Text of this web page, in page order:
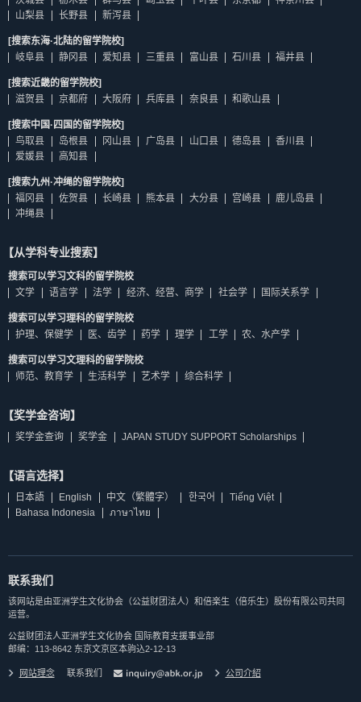
山梨县
长野县 新泻县
[搜索东海·北陆的留学院校]
岐阜县
静冈县 爱知县 三重县 富山县 石川县 福井县
[搜索近畿的留学院校]
滋贺县
京都府 大阪府 兵库县 奈良县 和歌山县
[搜索中国·四国的留学院校]
鸟取县
岛根县 冈山县 广岛县 山口县 德岛县
香川县
爱媛县
高知县
[搜索九州·冲绳的留学院校]
福冈县
佐贺县 长崎县 熊本县 大分县 宫崎县
鹿儿岛县
冲绳县
【从学科专业搜索】
搜索可以学习文科的留学院校
文学
语言学 法学 经济、经营、商学 社会学 国际关系学
搜索可以学习理科的留学院校
护理、保健学
医、齿学 药学 理学 工学 农、水产学
搜索可以学习文理科的留学院校
师范、教育学
生活科学 艺术学 综合科学
【奖学金咨询】
奖学金查询 奖学金 JAPAN STUDY SUPPORT Scholarships
【语言选择】
日本語 English 中文（繁體字） 한국어
Tiếng Việt
Bahasa Indonesia
ภาษาไทย
联系我们
该网站是由亚洲学生文化协会（公益财团法人）和倍楽生（倍乐生）股份有限公司共同
运营。
公益财团法人亚洲学生文化协会 国际教育支援事业部
邮编：113-8642 东京文京区本驹込2-12-13
网站理念 联系我们 公司介紹